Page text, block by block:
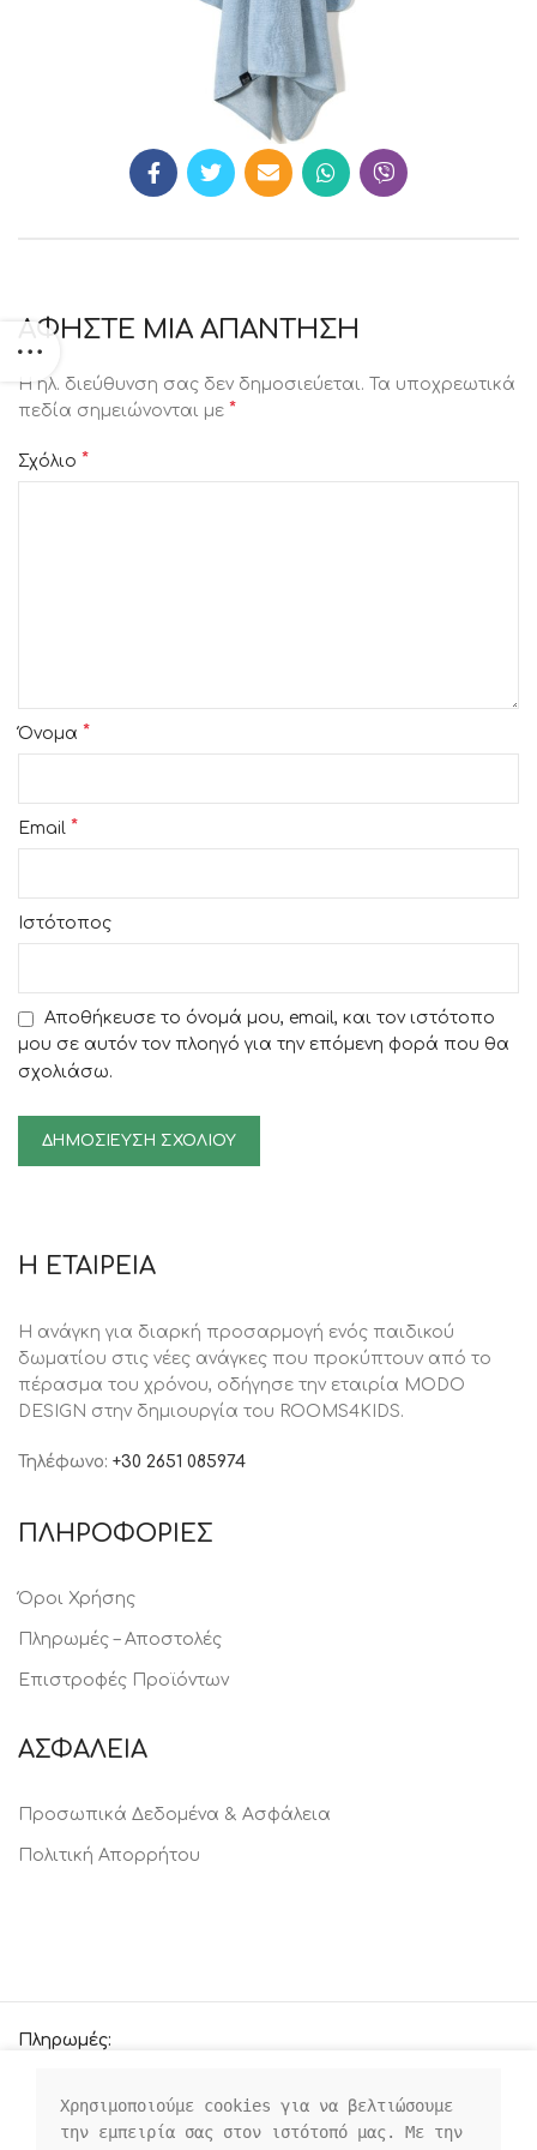
ΑΦΉΣΤΕ ΜΙΑ ΑΠΆΝΤΗΣΗ
Η ηλ. διεύθυνση σας δεν δημοσιεύεται.
Τα υποχρεωτικά
πεδία σημειώνονται με *
Σχόλιο *
Όνομα *
Email *
Ιστότοπος
Αποθήκευσε το όνομά μου, email, και τον ιστότοπο
μου σε αυτόν τον πλοηγό για την επόμενη φορά που θα
σχολιάσω.
Η ΕΤΑΙΡΕΙΑ
Η ανάγκη για διαρκή προσαρμογή ενός παιδικού
δωματίου στις νέες ανάγκες που προκύπτουν από το
πέρασμα του χρόνου, oδήγησε την εταιρία MODO
DESIGN στην δημιουργία του ROOMS4KIDS.
Τηλέφωνο: +30 2651 085974
ΠΛΗΡΟΦΟΡΙΕΣ
Όροι Χρήσης
Πληρωμές – Αποστολές
Επιστροφές Προϊόντων
ΑΣΦΑΛΕΙΑ
Προσωπικά Δεδομένα & Ασφάλεια
Πολιτική Απορρήτου
Πληρωμές:
Οι κοινωνικοί μας σύνδεσμοι:
Χρησιμοποιούμε cookies για να βελτιώσουμε
την εμπειρία σας στον ιστότοπό μας. Με την